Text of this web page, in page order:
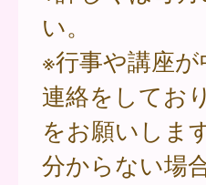
い。
※行事や講座
連絡をしてお
をお願いします
分からない場